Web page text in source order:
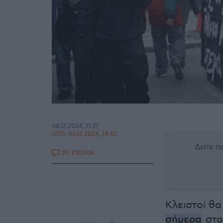
Δείτε
Κλειστοί
σήμερα
06.12.2024, 11:37
UPD: 06.12.2024, 14:42
20 ΣΧΟΛΙΑ